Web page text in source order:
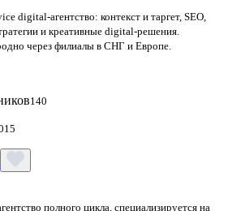
digital-агентство: контекст и таргет, SEO,
и креативные digital-решения.
через филиалы в СНГ и Европе.
140
полного цикла, специализируется на